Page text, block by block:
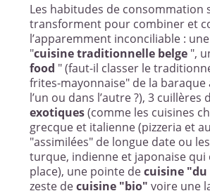
Les habitudes de consommation
transforment pour combiner et
l’apparemment inconciliable :
"cuisine traditionnelle belge ",
food " (faut-il classer le
frites-mayonnaise" de la baraque
l’un ou dans l’autre ?), 3 cuillères
exotiques(comme les cuisines
grecque et italienne (pizzeria et
"assimilées" de longue date ou
turque, indienne et japonaise qui
place), une pointe decuisine
zeste decuisine "bio" voire une